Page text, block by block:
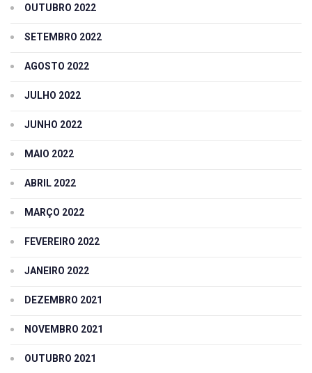
OUTUBRO 2022
SETEMBRO 2022
AGOSTO 2022
JULHO 2022
JUNHO 2022
MAIO 2022
ABRIL 2022
MARÇO 2022
FEVEREIRO 2022
JANEIRO 2022
DEZEMBRO 2021
NOVEMBRO 2021
OUTUBRO 2021